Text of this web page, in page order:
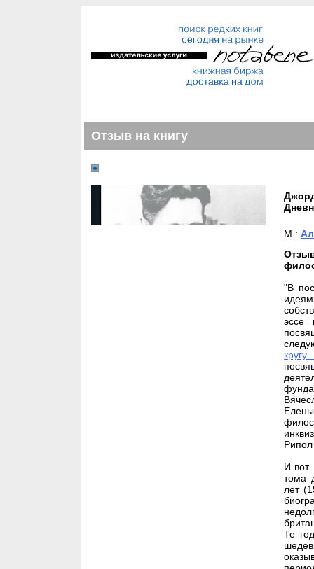
Отзыв на книгу
М.:
"В
эссе
И вот
тома
лет
Те